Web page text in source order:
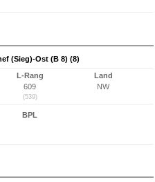
(Sieg)-Ost (B 8) (8)
L-Rang
609
(539)
Land
NW
BPL